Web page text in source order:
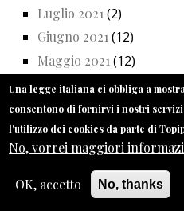
Luglio 2021 (2)
Giugno 2021(12)
Maggio 2021 (12)
Aprile 2021(13)
Marzo 2021(14)
Febbraio 2021(13)
Gennaio 2021(10)
Dicembre 2020(8)
Novembre 2020(13)
Una legge italiana ci obbliga a
consentono di fornirvi i nostri
l'utilizzo dei cookies da parte di
No, vorrei maggiori
OK, accetto No, thanks